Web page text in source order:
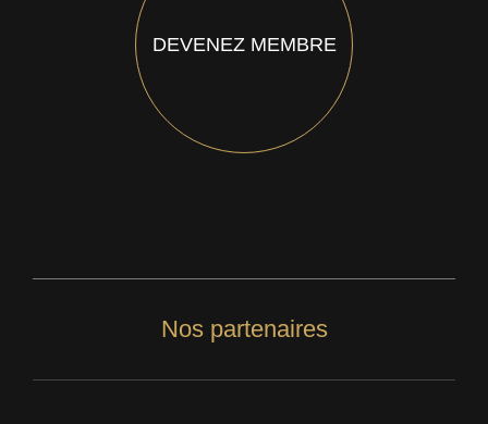
DEVENEZ MEMBRE
Nos partenaires